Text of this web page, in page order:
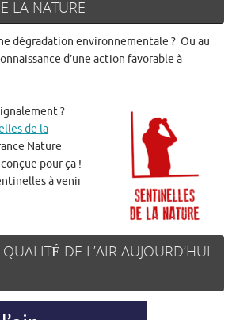
LA NATURE
dégradation environnementale ? Ou au
d’une action favorable à
?
de la
Nature
pour ça !
à venir
DE L’AIR AUJOURD’HUI